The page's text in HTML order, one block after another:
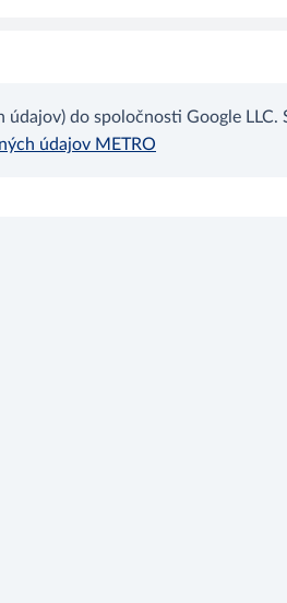
do spoločnosti Google LLC.
údajov METRO